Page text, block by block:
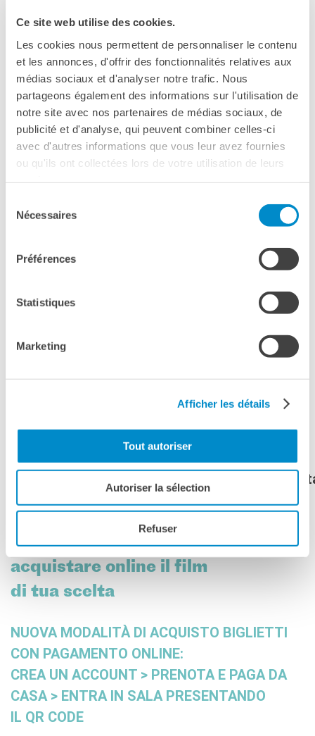
Ce site web utilise des cookies.
Les cookies nous permettent de personnaliser le contenu
et les annonces, d'offrir des fonctionnalités relatives aux
médias sociaux et d'analyser notre trafic. Nous
partageons également des informations sur l'utilisation de
notre site avec nos partenaires de médias sociaux, de
publicité et d'analyse, qui peuvent combiner celles-ci
avec d'autres informations que vous leur avez fournies
ou qu'ils ont collectées lors de votre utilisation de leurs
Nécessaires
Préférences
Statistiques
Marketing
Afficher les détails
Tout autoriser
Autoriser la sélection
Refuser
l’angolo: Alexandre Taillard de Vorms è un uomo
imparare a farsi strada nella giungla delle
relazioni diplomatiche.
VERSIONE ORIGINALE FRANCESE CON
SOTTOTITOLI IN ITALIANO
to watch this video.
TARIFFE
65, ragazzi fino
a 26 anni, insegnanti di francese nelle scuole
nell’elenco qui sotto per
acquistare online il film
di tua scelta
NUOVA MODALITÀ DI ACQUISTO BIGLIETTI
CON PAGAMENTO ONLINE:
CREA UN ACCOUNT > PRENOTA E PAGA DA
CASA > ENTRA IN SALA PRESENTANDO
IL QR CODE